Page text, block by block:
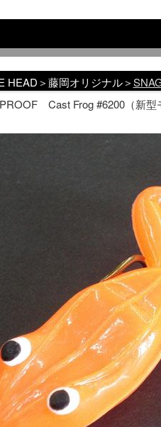
HEAD＞藤岡オリジナル＞
Cast Frog #6200（新